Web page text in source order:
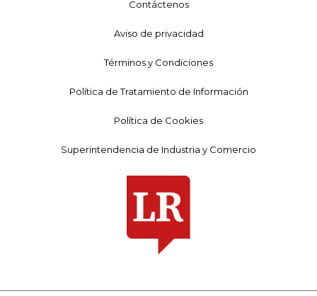
Contáctenos
Aviso de privacidad
Términos y Condiciones
Política de Tratamiento de Información
Política de Cookies
Superintendencia de Industria y Comercio